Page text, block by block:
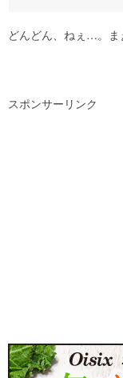
どんどん、ねぇ…。ま
スポンサーリンク